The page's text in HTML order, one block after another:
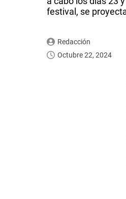
festival, se
Redacción
Octubre 22, 2024